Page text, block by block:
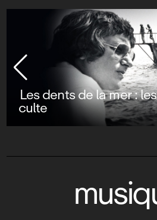
Les dents de la mer :
culte